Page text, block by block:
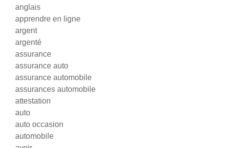
anglais
apprendre en ligne
argent
argenté
assurance
assurance auto
assurance automobile
assurances automobile
attestation
auto
auto occasion
automobile